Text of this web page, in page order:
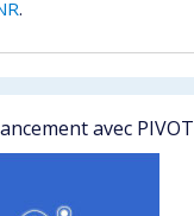
.
avec PIVOT